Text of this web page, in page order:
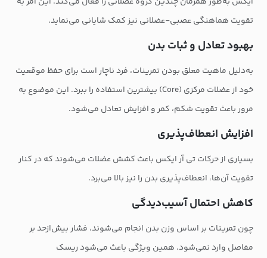
تقویت هماهنگی عصبی-عضلانی نیز کمک شایانی می‌نماید.
بهبود تعادل و ثبات بدن
به‌دلیل ماهیت معلق بودن تمرینات، فرد ناچار است برای حفظ موقعیت
خود از عضلات مرکزی (Core) بیشترین استفاده را ببرد. این موضوع به
مرور باعث تقویت شکم، کمر و افزایش تعادل می‌شود.
افزایش انعطاف‌پذیری
بسیاری از حرکات تی آر ایکس باعث کشش عضلات می‌شوند که در کنار
تقویت آن‌ها، انعطاف‌پذیری بدن را نیز بالا می‌برد.
کاهش احتمال آسیب‌دیدگی
چون تمرینات بر اساس وزن بدن انجام می‌شوند، فشار بیش‌ازحد بر
مفاصل وارد نمی‌شود. همین ویژگی باعث می‌شود ریسک